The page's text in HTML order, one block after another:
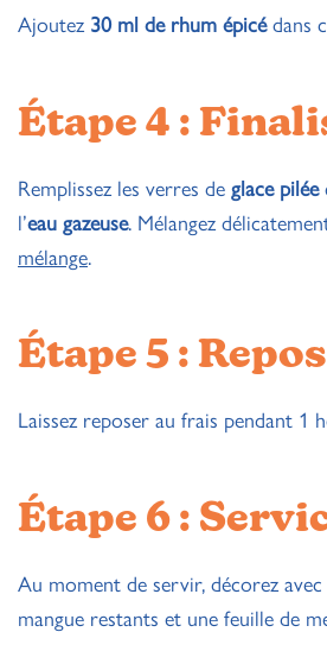
Ajoutez 30 ml de rhum épicédans
Étape 4 :
Remplissez les verres de glace pilée
l’eau gazeuse. Mélangez
mélange.
Étape 5 : Repos
Laissez reposer au frais pendant 1
Étape 6 :
Au moment de servir, décorez
mangue restants et une feuille de